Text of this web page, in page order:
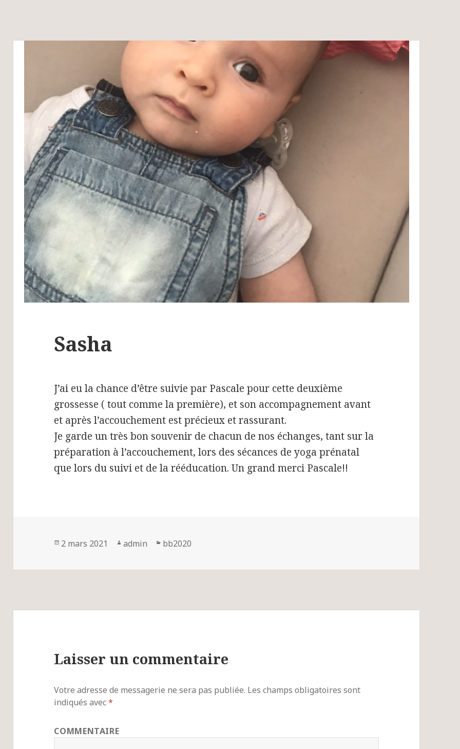
Sasha
J’ai eu la chance d’être suivie par Pascale pour cette deuxième
grossesse ( tout comme la première), et son accompagnement avant
et après l’accouchement est précieux et rassurant.
Je garde un très bon souvenir de chacun de nos échanges, tant sur la
préparation à l’accouchement, lors des sécances de yoga prénatal
que lors du suivi et de la rééducation. Un grand merci Pascale!!
Publié
2 mars 2021 Auteur
admin Catégories
bb2020
Laisser un commentaire
Votre adresse de messagerie ne sera pas publiée. Les champs obligatoires sont
indiqués avec*
COMMENTAIRE